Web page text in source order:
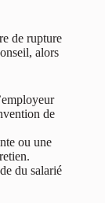
de rupture
alors
de
ou une
du salarié